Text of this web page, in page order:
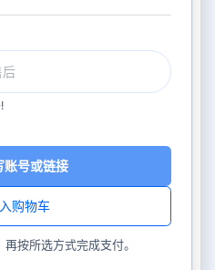
购物车
账号或链接
按所选方式完成支付。